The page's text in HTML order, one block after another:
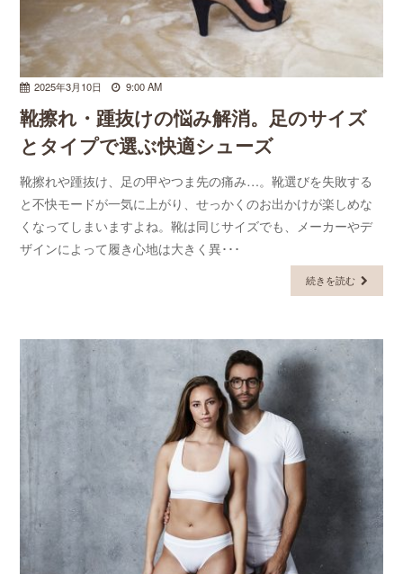
2025年3月10日 9:00 AM
靴擦れ・踵抜けの悩み解消。足のサイズ
とタイプで選ぶ快適シューズ
靴擦れや踵抜け、足の甲やつま先の痛み…。靴選びを失敗する
と不快モードが一気に上がり、せっかくのお出かけが楽しめな
くなってしまいますよね。靴は同じサイズでも、メーカーやデ
ザインによって履き心地は大きく異･･･
続きを読む